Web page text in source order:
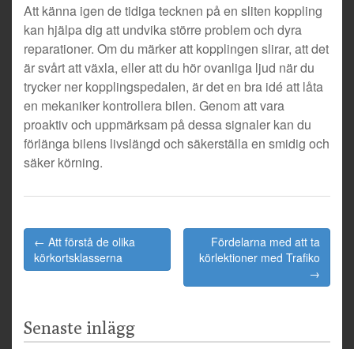
Att känna igen de tidiga tecknen på en sliten koppling
kan hjälpa dig att undvika större problem och dyra
reparationer. Om du märker att kopplingen slirar, att det
är svårt att växla, eller att du hör ovanliga ljud när du
trycker ner kopplingspedalen, är det en bra idé att låta
en mekaniker kontrollera bilen. Genom att vara
proaktiv och uppmärksam på dessa signaler kan du
förlänga bilens livslängd och säkerställa en smidig och
säker körning.
Post navigation
← Att förstå de olika
körkortsklasserna
Fördelarna med att ta
körlektioner med Trafiko
→
Senaste inlägg